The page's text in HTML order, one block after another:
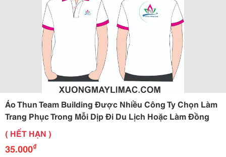
Áo Thun Team Building Được Nhiều Công Ty Chọn Làm
Trang Phục Trong Mỗi Dịp Đi Du Lịch Hoặc Làm Đồng
( HẾT HẠN )
35.000₫